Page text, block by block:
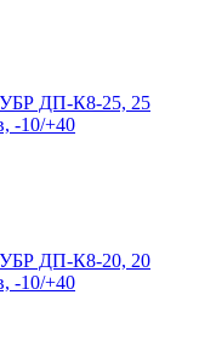
ДП-К8-25, 25
-10/+40
ДП-К8-20, 20
-10/+40